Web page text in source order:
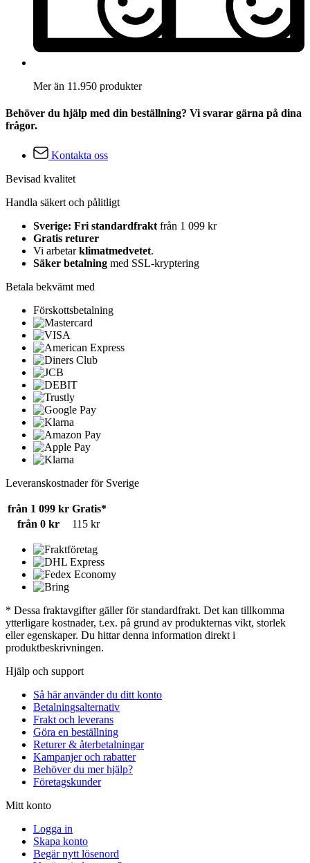
Mer än 11.950 produkter
Behöver du hjälp med din beställning? Vi svarar gärna på dina
frågor.
Kontakta oss
Bevisad kvalitet
Handla säkert och pålitligt
Sverige: Fri standardfrakt från 1 099 kr
Gratis returer
Vi arbetarklimatmedvetet.
Säker betalning med SSL-kryptering
Betala bekvämt med
Förskottsbetalning
Leveranskostnader för Sverige
från 1 099 kr Gratis*
från 0 kr
115 kr
* Dessa fraktavgifter gäller för standardfrakt. Det kan tillkomma
ytterligare kostnader, t.ex. på grund av produkternas vikt, storlek
eller egenskaper. Du hittar denna information direkt i
produktbeskrivningen.
Hjälp och support
Så här använder du ditt konto
Betalningsalternativ
Frakt och leverans
Göra en beställning
Returer & återbetalningar
Kampanjer och rabatter
Behöver du mer hjälp?
Företagskunder
Mitt konto
Logga in
Skapa konto
Begär nytt lösenord